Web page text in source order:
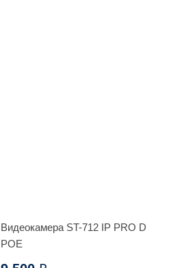
Видеокамера ST-712 IP PRO D
POE